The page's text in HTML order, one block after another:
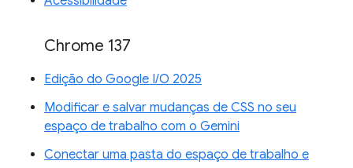
Chrome 137
Edição do Google I/O 2025
Modificar e salvar mudanças de CSS no seu
espaço de trabalho com o Gemini
Conectar uma pasta do espaço de trabalho e